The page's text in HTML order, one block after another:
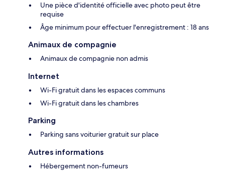
Une pièce d'identité officielle avec photo peut être
requise
Âge minimum pour effectuer l'enregistrement : 18 ans
Animaux de compagnie
Animaux de compagnie non admis
Internet
Wi-Fi gratuit dans les espaces communs
Wi-Fi gratuit dans les chambres
Parking
Parking sans voiturier gratuit sur place
Autres informations
Hébergement non-fumeurs